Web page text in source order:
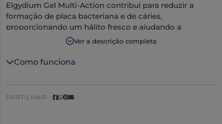
Elgydium Gel Multi-Action contribui para reduzir a
formação de placa bacteriana e de cáries,
proporcionando um hálito fresco e ajudando a
preservar a brancura natural dos dentes.
Ver a descrição completa
Como funciona
PARTILHAR: